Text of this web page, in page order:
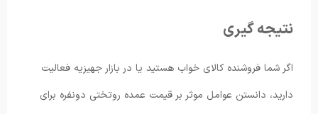
نتیجه‌ گیری
اگر شما فروشنده کالای خواب هستید یا در بازار جهیزیه فعالیت
دارید، دانستن عوامل موثر بر قیمت عمده روتختی دونفره برای